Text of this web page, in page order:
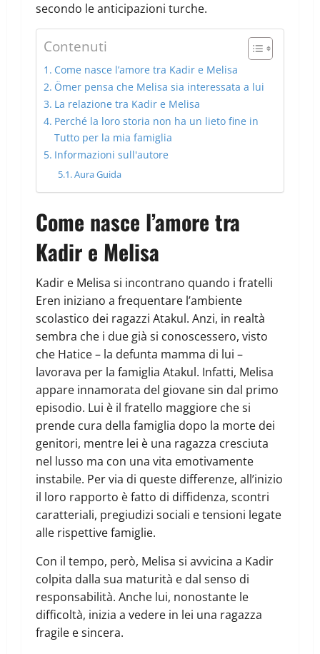
secondo le anticipazioni turche.
Contenuti
Come nasce l’amore tra Kadir e Melisa
Ömer pensa che Melisa sia interessata a lui
La relazione tra Kadir e Melisa
Perché la loro storia non ha un lieto fine in
Tutto per la mia famiglia
Informazioni sull'autore
Aura Guida
Come nasce l’amore tra
Kadir e Melisa
Kadir e Melisa si incontrano quando i fratelli
Eren iniziano a frequentare l’ambiente
scolastico dei ragazzi Atakul. Anzi, in realtà
sembra che i due già si conoscessero, visto
che Hatice – la defunta mamma di lui –
lavorava per la famiglia Atakul. Infatti, Melisa
appare innamorata del giovane sin dal primo
episodio. Lui è il fratello maggiore che si
prende cura della famiglia dopo la morte dei
genitori, mentre lei è una ragazza cresciuta
nel lusso ma con una vita emotivamente
instabile. Per via di queste differenze, all’inizio
il loro rapporto è fatto di diffidenza, scontri
caratteriali, pregiudizi sociali e tensioni legate
alle rispettive famiglie.
Con il tempo, però, Melisa si avvicina a Kadir
colpita dalla sua maturità e dal senso di
responsabilità. Anche lui, nonostante le
difficoltà, inizia a vedere in lei una ragazza
fragile e sincera.